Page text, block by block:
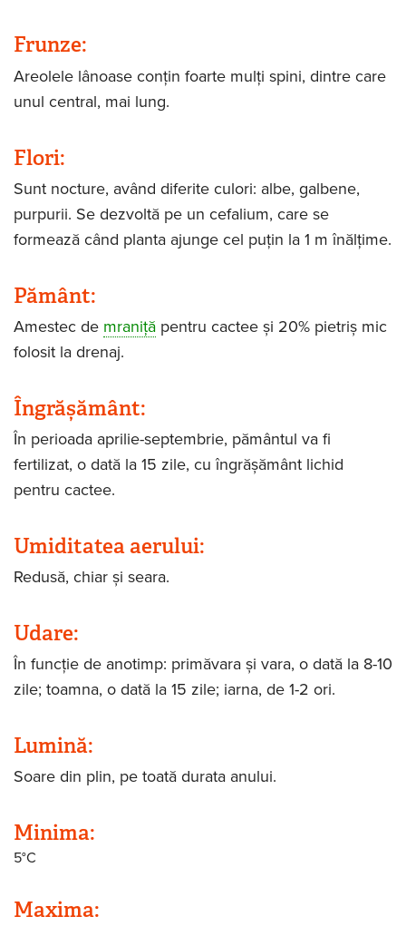
Frunze:
Areolele lânoase conțin foarte mulți spini, dintre care
unul central, mai lung.
Flori:
Sunt nocture, având diferite culori: albe, galbene,
purpurii. Se dezvoltă pe un cefalium, care se
formează când planta ajunge cel puțin la 1 m înălțime.
Pământ:
Amestec de mraniță pentru cactee și 20% pietriș mic
folosit la drenaj.
Îngrășământ:
În perioada aprilie-septembrie, pământul va fi
fertilizat, o dată la 15 zile, cu îngrășământ lichid
pentru cactee.
Umiditatea aerului:
Redusă, chiar și seara.
Udare:
În funcție de anotimp: primăvara și vara, o dată la 8-10
zile; toamna, o dată la 15 zile; iarna, de 1-2 ori.
Lumină:
Soare din plin, pe toată durata anului.
Minima:
5°C
Maxima: